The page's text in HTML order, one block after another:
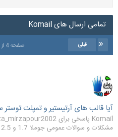
تمامی ارسال های Komail
قبلی صفحه 4 از 64
آیا قالب های آرتیستیر و تمپلت
Komail پاسخی برای reza_mirzapour2002 در یک موضوع ارسال کرد در
مشکلات و سوالات عمومی جوملا 1.7 و 2.5